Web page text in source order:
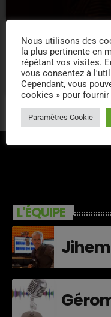
Eric NC
47
L'ÉQUIPE
Jihem
Nous utilisons des
la plus pertinente en
répétant vos visites.
vous consentez à
Cependant, vous
cookies » pour
Paramètres Cookie